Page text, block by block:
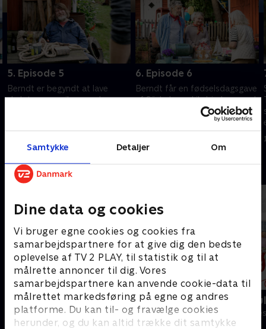
Samtykke Detaljer Om
Dine data og cookies
Vi bruger egne cookies og cookies fra
samarbejdspartnere for at give dig den bedste
oplevelse af TV 2 PLAY, til statistik og til at
målrette annoncer til dig. Vores
samarbejdspartnere kan anvende cookie-data til
målrettet markedsføring på egne og andres
platforme. Du kan til- og fravælge cookies
herunder, og du kan altid trække dit samtykke
5. Episode 5
Berndt er begyndt at lave
skulpturer og vil gerne donere
frygte, at han vil blive gjort til
6. Episode 6
Berndt får en fødselsdagsgave
af Söderberg. Lily hjælper med
at opklare, om de er sammen.
Tomas bliver stresset, da Klara
inviterer hans ekskone med til
fest.
Andre så også
Solsidan
Komedie • 9 sæsoner
Sølykkens jul
Komedie • 1